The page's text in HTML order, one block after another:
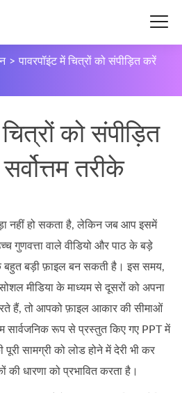
> पावरपॉइंट में चित्रों को संपीड़ित करें
को संपीड़ित
तरीके
नहीं हो सकता है, लेकिन जब आप इसमें
गुणवत्ता वाले वीडियो और पाठ के बड़े
बहुत बड़ी फ़ाइल बन सकती है। इस समय,
मीडिया के माध्यम से दूसरों को अपना
हैं, तो आपको फ़ाइल आकार की सीमाओं
सार्वजनिक रूप से प्रस्तुत किए गए PPT में
सामग्री को लोड होने में देरी भी कर
की धारणा को प्रभावित करता है।